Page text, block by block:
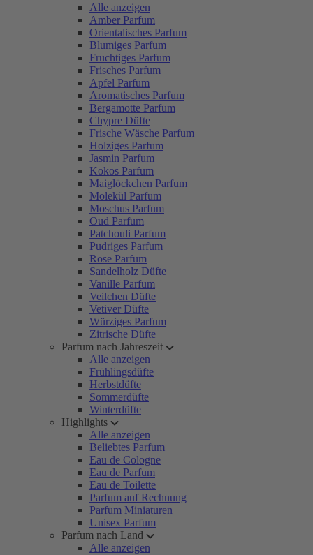
Alle anzeigen
Amber Parfum
Orientalisches Parfum
Blumiges Parfum
Fruchtiges Parfum
Frisches Parfum
Apfel Parfum
Aromatisches Parfum
Bergamotte Parfum
Chypre Düfte
Frische Wäsche Parfum
Holziges Parfum
Jasmin Parfum
Kokos Parfum
Maiglöckchen Parfum
Molekül Parfum
Moschus Parfum
Oud Parfum
Patchouli Parfum
Pudriges Parfum
Rose Parfum
Sandelholz Düfte
Vanille Parfum
Veilchen Düfte
Vetiver Düfte
Würziges Parfum
Zitrische Düfte
Parfum nach Jahreszeit
Alle anzeigen
Frühlingsdüfte
Herbstdüfte
Sommerdüfte
Winterdüfte
Highlights
Alle anzeigen
Beliebtes Parfum
Eau de Cologne
Eau de Parfum
Eau de Toilette
Parfum auf Rechnung
Parfum Miniaturen
Unisex Parfum
Parfum nach Land
Alle anzeigen